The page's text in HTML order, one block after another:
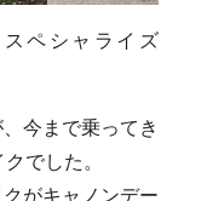
ペシャライズ
今まで乗ってき
でした。
がキャノンデー